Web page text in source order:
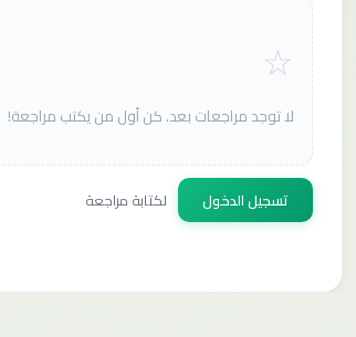
لا توجد مراجعات بعد. كن أول من يكتب مراجعة!
تسجيل الدخول لكتابة مراجعة